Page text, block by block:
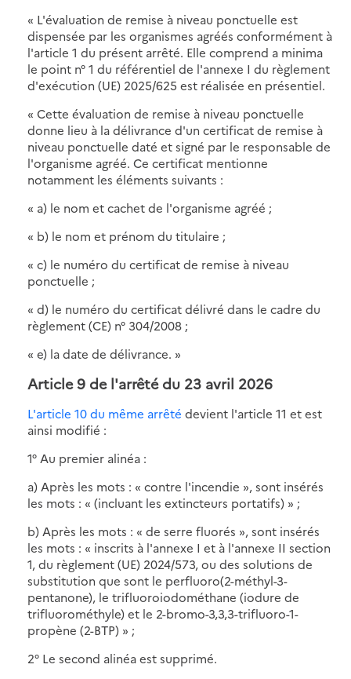
« L'évaluation de remise à niveau ponctuelle est
dispensée par les organismes agréés conformément à
l'article 1 du présent arrêté. Elle comprend a minima
le point n° 1 du référentiel de l'annexe I du règlement
d'exécution (UE) 2025/625 est réalisée en présentiel.
« Cette évaluation de remise à niveau ponctuelle
donne lieu à la délivrance d'un certificat de remise à
niveau ponctuelle daté et signé par le responsable de
l'organisme agréé. Ce certificat mentionne
notamment les éléments suivants :
« a) le nom et cachet de l'organisme agréé ;
« b) le nom et prénom du titulaire ;
« c) le numéro du certificat de remise à niveau
ponctuelle ;
« d) le numéro du certificat délivré dans le cadre du
règlement (CE) n° 304/2008 ;
« e) la date de délivrance. »
Article 9 de l'arrêté du 23 avril 2026
L'article 10 du même arrêté devient l'article 11 et est
ainsi modifié :
1° Au premier alinéa :
a) Après les mots : « contre l'incendie », sont insérés
les mots : « (incluant les extincteurs portatifs) » ;
b) Après les mots : « de serre fluorés », sont insérés
les mots : « inscrits à l'annexe I et à l'annexe II section
1, du règlement (UE) 2024/573, ou des solutions de
substitution que sont le perfluoro(2-méthyl-3-
pentanone), le trifluoroiodométhane (iodure de
trifluorométhyle) et le 2-bromo-3,3,3-trifluoro-1-
propène (2-BTP) » ;
2° Le second alinéa est supprimé.